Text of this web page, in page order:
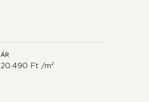
ÁR
20.490 Ft /m²